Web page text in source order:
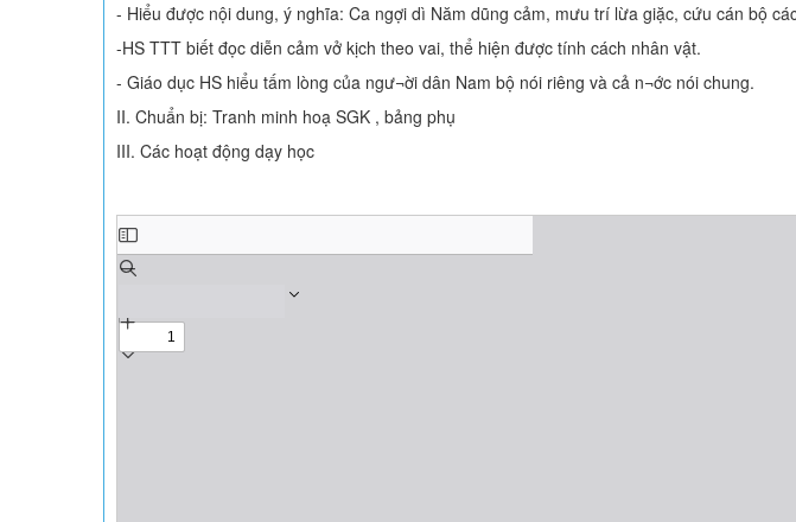
- Hiểu được nội dung, ý nghĩa: Ca ngợi dì Năm dũng cảm, mưu trí lừa giặc, cứu cán bộ
-HS TTT biết đọc diễn cảm vở kịch theo vai, thể hiện được tính cách nhân vật.
- Giáo dục HS hiểu tấm lòng của ngư¬ời dân Nam bộ nói riêng và cả n¬ớc nói chung.
II. Chuẩn bị: Tranh minh hoạ SGK , bảng phụ
III. Các hoạt động dạy học